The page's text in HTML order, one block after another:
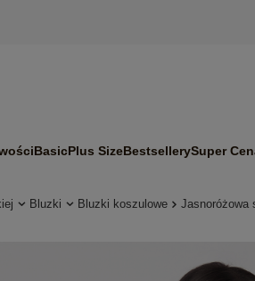
BasicPlus SizeBestsellerySuper
Bluzki Bluzki koszulowe Jasnoróżowa